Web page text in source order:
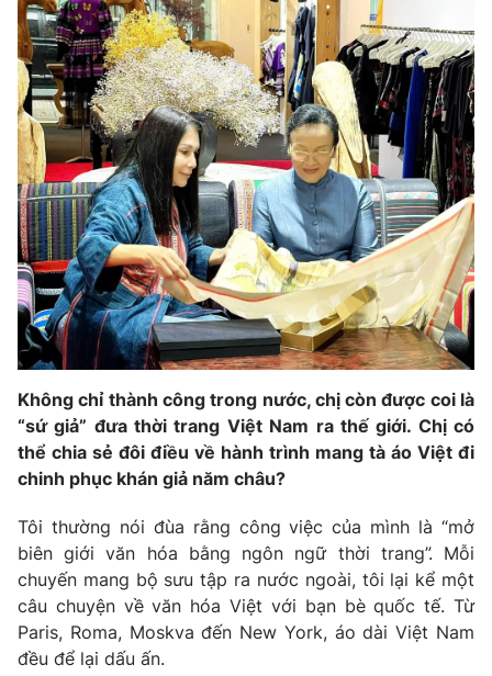
VTV Sức khoẻ Bất động sản
Thị trường 24h Tấm lòng Việt
VTV4 Vươn mình bằng AI
VTV9 VTV8
Liên hệ tòa soạn English
THỜI BÁO VTV
Theo dõi báo trên
Cơ quan chủ quản:Đài Truyền hình Việt Nam
Cơ quan báo chí: Thời báo VTV
Giấy phép hoạt động báo in và báo điện tử số 483/GP-BTTTT
cấp ngày 29/12/2023
Tổng Biên tập:Vũ Thanh Thủy
Không chỉ thành công trong nước, chị còn được coi là
“sứ giả” đưa thời trang Việt Nam ra thế giới. Chị có
thể chia sẻ đôi điều về hành trình mang tà áo Việt đi
chinh phục khán giả năm châu?
Tôi thường nói đùa rằng công việc của mình là “mở
biên giới văn hóa bằng ngôn ngữ thời trang”. Mỗi
chuyến mang bộ sưu tập ra nước ngoài, tôi lại kể một
câu chuyện về văn hóa Việt với bạn bè quốc tế. Từ
Paris, Roma, Moskva đến New York, áo dài Việt Nam
đều để lại dấu ấn.